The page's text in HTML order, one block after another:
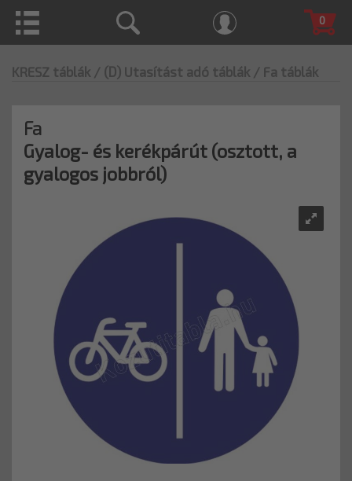
0
KRESZ táblák / (D) Utasítást adó táblák / Fa táblák
Fa
Gyalog- és kerékpárút (osztott, a
gyalogos jobbról)